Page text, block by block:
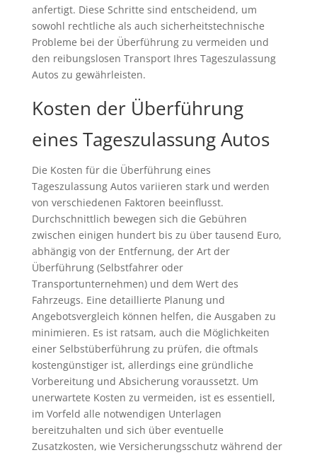
anfertigt. Diese Schritte sind entscheidend, um
sowohl rechtliche als auch sicherheitstechnische
Probleme bei der Überführung zu vermeiden und
den reibungslosen Transport Ihres Tageszulassung
Autos zu gewährleisten.
Kosten der Überführung
eines Tageszulassung Autos
Die Kosten für die Überführung eines
Tageszulassung Autos variieren stark und werden
von verschiedenen Faktoren beeinflusst.
Durchschnittlich bewegen sich die Gebühren
zwischen einigen hundert bis zu über tausend Euro,
abhängig von der Entfernung, der Art der
Überführung (Selbstfahrer oder
Transportunternehmen) und dem Wert des
Fahrzeugs. Eine detaillierte Planung und
Angebotsvergleich können helfen, die Ausgaben zu
minimieren. Es ist ratsam, auch die Möglichkeiten
einer Selbstüberführung zu prüfen, die oftmals
kostengünstiger ist, allerdings eine gründliche
Vorbereitung und Absicherung voraussetzt. Um
unerwartete Kosten zu vermeiden, ist es essentiell,
im Vorfeld alle notwendigen Unterlagen
bereitzuhalten und sich über eventuelle
Zusatzkosten, wie Versicherungsschutz während der